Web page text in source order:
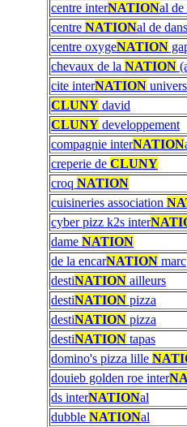
centre interNATIONal de
centre NATIONal de
centre oxygeNATION
chevaux de la NATION
cite interNATION
CLUNY david
CLUNY developpement
compagnie interNATION
creperie de CLUNY
croq NATION
cuisineries association
cyber pizz k2s inter
dame NATION
de la encarNATION marc
destiNATION ailleurs
destiNATION pizza
destiNATION pizza
destiNATION tapas
domino's pizza lille
douieb golden roe inter
ds interNATIONal
dubble NATIONal